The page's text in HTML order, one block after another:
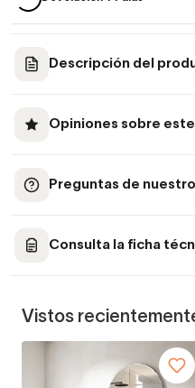
Descripción del
Opiniones sobre
Preguntas de
Consulta la ficha
Vistos